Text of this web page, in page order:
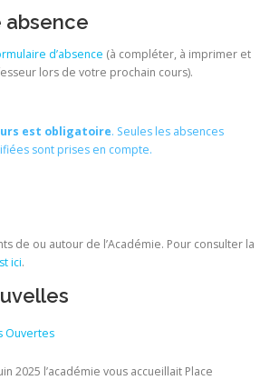
absence
d’absence (à compléter, à imprimer et
lors de votre prochain cours).
est obligatoire. Seules les absences
sont prises en compte.
de ou autour de l’Académie. Pour consulter la
ici.
Ouvertes
2025 l’académie vous accueillait Place